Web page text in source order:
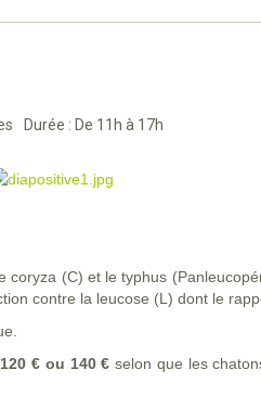
Durée : De 11h à 17h
coryza (C) et le typhus
contre la leucose (L) dont le
120 € ou 140 € selon que les